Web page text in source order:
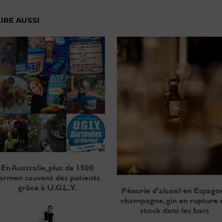
AUSSI
En Australie, plus de 1500
sauvent des patients
grâce à U.G.L.Y.
Pénurie d’alcool en
champagne, gin en rupture
stock dans les bars